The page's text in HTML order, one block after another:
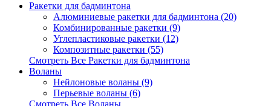
Ракетки для бадминтона
Алюминиевые ракетки для бадминтона (20)
Комбинированные ракетки (9)
Углепластиковые ракетки (12)
Композитные ракетки (55)
Смотреть Все Ракетки для бадминтона
Воланы
Нейлоновые воланы (9)
Перьевые воланы (6)
Смотреть Все Воланы